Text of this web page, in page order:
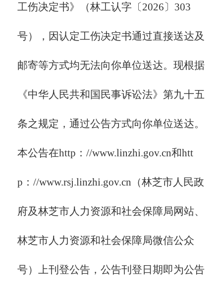
工伤决定书》（林工认字 〔2026〕 303
号）， 因认定工伤决定书通过直接送达及
邮寄等方式均无法向你单位送达。现根据
《中华人民共和国民事诉讼法》第九十五
条之规定，通过公告方式向你单位送达。
本公告在http：//www.linzhi.gov.cn和htt
p：//www.rsj.linzhi.gov.cn（林芝市人民政
府及林芝市人力资源和社会保障局网站、
林芝市人力资源和社会保障局微信公众
号）上刊登公告，公告刊登日期即为公告